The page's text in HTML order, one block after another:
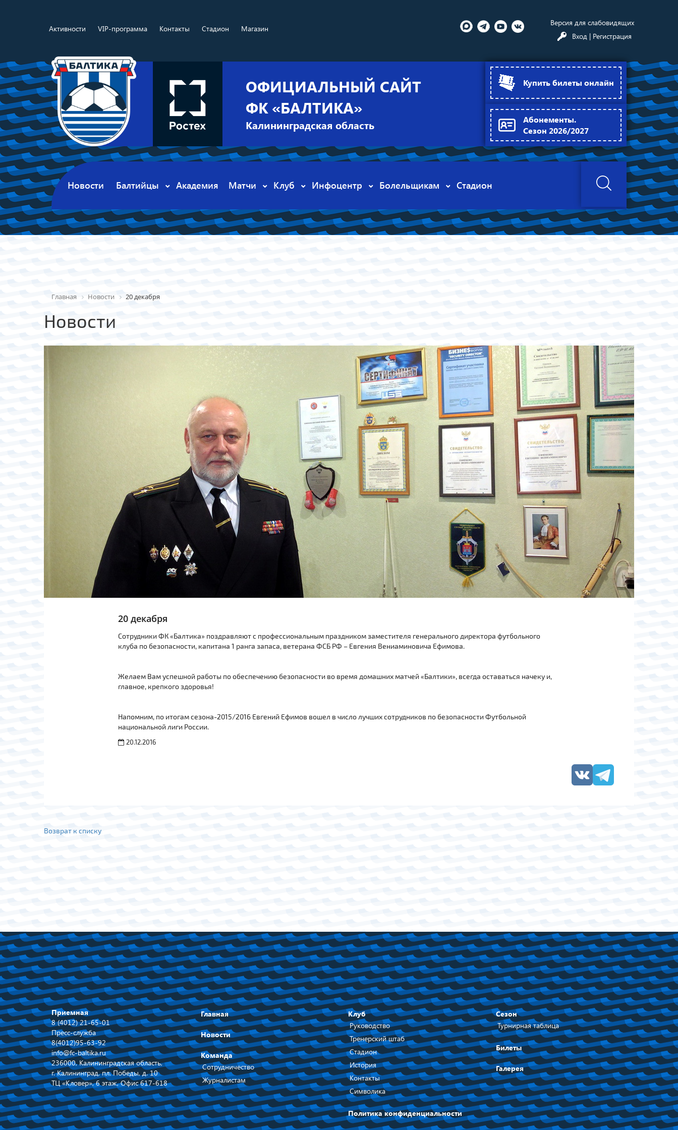
Активности VIP-программа Контакты Стадион Магазин
Версия для слабовидящих
Вход | Регистрация
ОФИЦИАЛЬНЫЙ САЙТ
ФК «БАЛТИКА»
Калининградская область
Купить билеты онлайн
Абонементы.
Сезон 2026/2027
Новости Балтийцы Академия Матчи Клуб Инфоцентр Болельщикам Стадион
Главная Новости 20 декабря
Новости
20 декабря
Сотрудники ФК «Балтика» поздравляют с профессиональным праздником заместителя генерального директора футбольного
клуба по безопасности, капитана 1 ранга запаса, ветерана ФСБ РФ – Евгения Вениаминовича Ефимова.
Желаем Вам успешной работы по обеспечению безопасности во время домашних матчей «Балтики», всегда оставаться начеку и,
главное, крепкого здоровья!
Напомним, по итогам сезона-2015/2016 Евгений Ефимов вошел в число лучших сотрудников по безопасности Футбольной
национальной лиги России.
20.12.2016
Возврат к списку
Приемная
8 (4012) 21-65-01
Пресс-служба
8(4012)95-63-92
info@fc-baltika.ru
236000, Калининградская область,
г. Калининград, пл. Победы, д. 10
ТЦ «Кловер», 6 этаж, Офис 617-618
Главная
Новости
Команда
Сотрудничество
Журналистам
Клуб
Руководство
Тренерский штаб
Стадион
История
Контакты
Символика
Политика конфиденциальности
Сезон
Турнирная таблица
Билеты
Галерея